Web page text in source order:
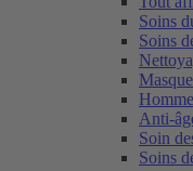
Soins
Soins
Anti-
Soin
Soins